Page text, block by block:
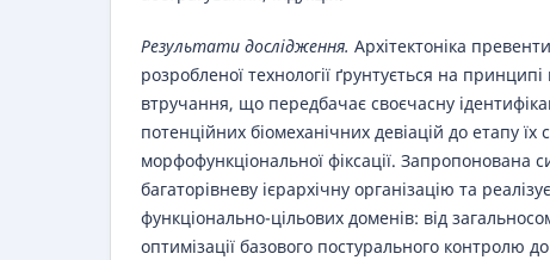
Результати дослідження. Архітектоніка
розробленої технології ґрунтується на
втручання, що передбачає своєчасну
потенційних біомеханічних девіацій до етапу їх
морфофункціональної фіксації. Запропонована
багаторівневу ієрархічну організацію та
функціонально-цільових доменів: від
оптимізації базового постурального контролю до